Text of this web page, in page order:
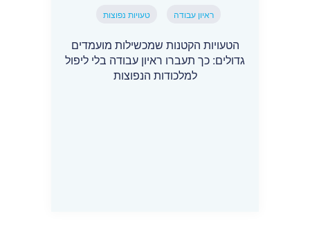
ראיון עבודה טעויות נפוצות
הטעויות הקטנות שמכשילות מועמדים
גדולים: כך תעברו ראיון עבודה בלי ליפול
למלכודות הנפוצות